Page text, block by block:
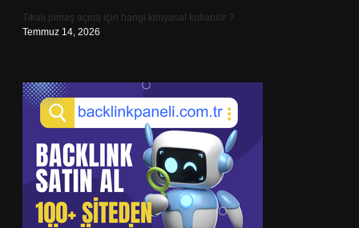
Tıkalı pimaş açma için hangi kimyasal kullanılır ?
Temmuz 14, 2026